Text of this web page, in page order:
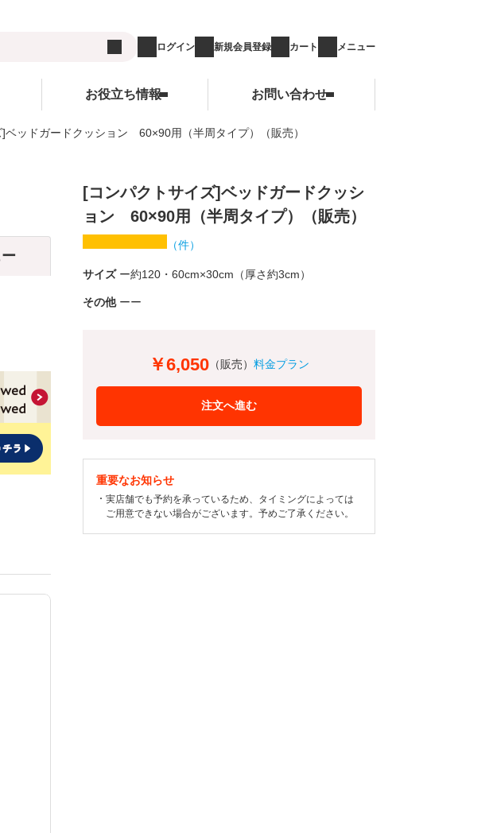
ログイン 新規会員登録 カート メニュー
レジット決済について
ご質問
ついて
お役立ち情報
キャンペーン
コンテンツ
コラム
お問い合わせ
ベッドガードクッション 60×90用（半周タイプ）（販売）
[コンパクトサイズ]ベッドガードクッシ
ョン 60×90用（半周タイプ）（販売）
（件）
サイズ 約120・60cm×30cm（厚さ約3cm）
その他 ー
￥6,050 （販売） 料金プラン
注文へ進む
重要なお知らせ
実店舗でも予約を承っているため、タイミングによっては
ご用意できない場合がございます。予めご了承ください。